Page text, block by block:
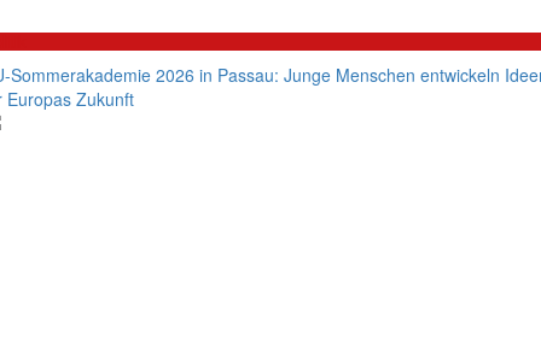
Sommerakademie 2026 in Passau: Junge Menschen entwickeln
Europas Zukunft